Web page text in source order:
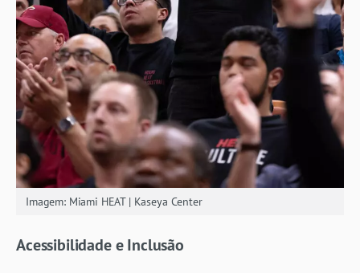
Imagem: Miami HEAT | Kaseya Center
Acessibilidade e Inclusão